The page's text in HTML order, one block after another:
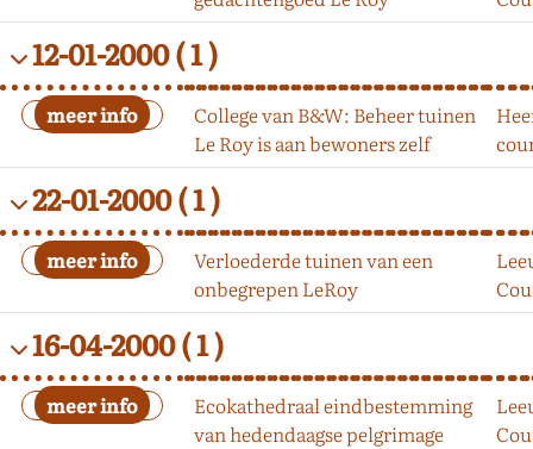
12-01-2000( 1 )
College van B&W: Beheer tuinen
Le Roy is aan bewoners zelf
22-01-2000( 1 )
Verloederde tuinen van een
onbegrepen LeRoy
16-04-2000( 1 )
Ecokathedraal eindbestemming
van hedendaagse pelgrimage